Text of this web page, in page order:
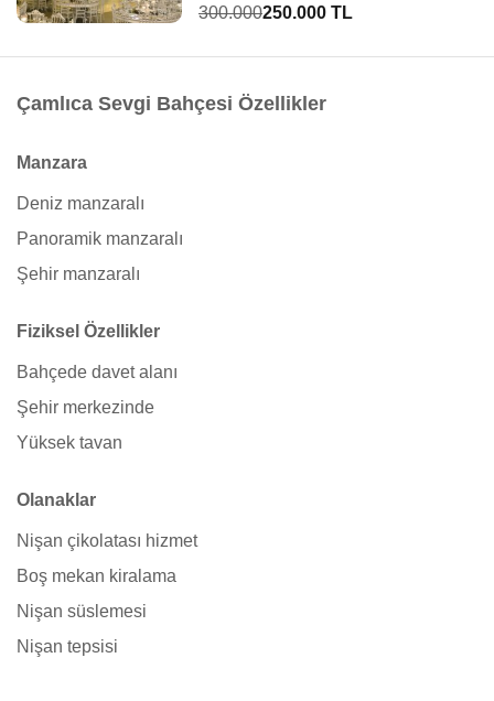
300.000250.000 TL
Çamlıca Sevgi Bahçesi Özellikler
Manzara
Deniz manzaralı
Panoramik manzaralı
Şehir manzaralı
Fiziksel Özellikler
Bahçede davet alanı
Şehir merkezinde
Yüksek tavan
Olanaklar
Nişan çikolatası hizmet
Boş mekan kiralama
Nişan süslemesi
Nişan tepsisi